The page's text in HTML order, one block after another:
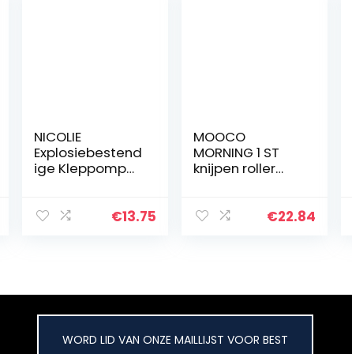
NICOLIE
Explosiebestend
ige Kleppomp
HENG 30MPa€13.75
MOOCO
MORNING 1 ST
knijpen roller
Koper Core
Onderdeel
€22.84
WORD LID VAN ONZE MAILLIJST VOOR BEST